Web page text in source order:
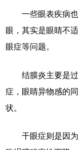
一些眼表疾病也
眼，其实是眼睛不
眼症等问题。
结膜炎主要是过
症，眼睛异物感的
状。
干眼症则是因为